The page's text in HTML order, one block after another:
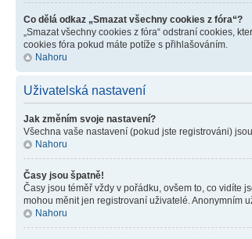
Co dělá odkaz „Smazat všechny cookies z fóra“?
„Smazat všechny cookies z fóra“ odstraní cookies,
cookies fóra pokud máte potíže s přihlašováním.
Nahoru
Uživatelská nastavení
Jak změním svoje nastavení?
Všechna vaše nastavení (pokud jste registrováni)
Nahoru
Časy jsou špatně!
Časy jsou téměř vždy v pořádku, ovšem to, co vidíte
mohou měnit jen registrovaní uživatelé. Anonymním
Nahoru